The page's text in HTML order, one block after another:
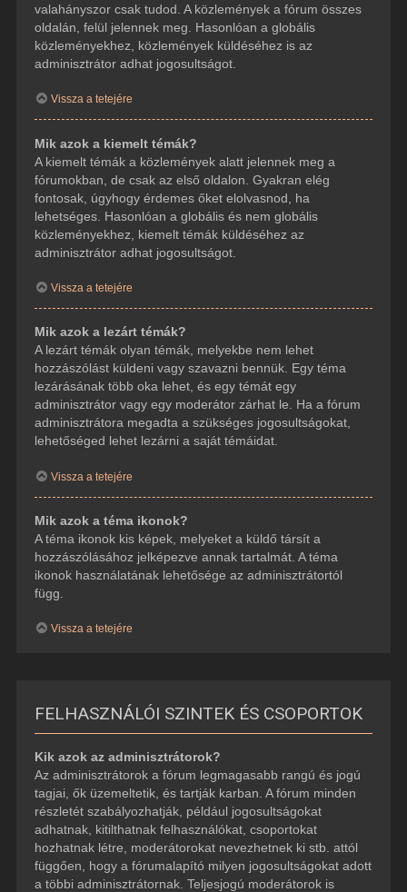
valahányszor csak tudod. A közlemények a fórum összes
oldalán, felül jelennek meg. Hasonlóan a globális
közleményekhez, közlemények küldéséhez is az
adminisztrátor adhat jogosultságot.
Vissza a tetejére
Mik azok a kiemelt témák?
A kiemelt témák a közlemények alatt jelennek meg a
fórumokban, de csak az első oldalon. Gyakran elég
fontosak, úgyhogy érdemes őket elolvasnod, ha
lehetséges. Hasonlóan a globális és nem globális
közleményekhez, kiemelt témák küldéséhez az
adminisztrátor adhat jogosultságot.
Vissza a tetejére
Mik azok a lezárt témák?
A lezárt témák olyan témák, melyekbe nem lehet
hozzászólást küldeni vagy szavazni bennük. Egy téma
lezárásának több oka lehet, és egy témát egy
adminisztrátor vagy egy moderátor zárhat le. Ha a fórum
adminisztrátora megadta a szükséges jogosultságokat,
lehetőséged lehet lezárni a saját témáidat.
Vissza a tetejére
Mik azok a téma ikonok?
A téma ikonok kis képek, melyeket a küldő társít a
hozzászólásához jelképezve annak tartalmát. A téma
ikonok használatának lehetősége az adminisztrátortól
függ.
Vissza a tetejére
FELHASZNÁLÓI SZINTEK ÉS CSOPORTOK
Kik azok az adminisztrátorok?
Az adminisztrátorok a fórum legmagasabb rangú és jogú
tagjai, ők üzemeltetik, és tartják karban. A fórum minden
részletét szabályozhatják, például jogosultságokat
adhatnak, kitilthatnak felhasználókat, csoportokat
hozhatnak létre, moderátorokat nevezhetnek ki stb. attól
függően, hogy a fórumalapító milyen jogosultságokat adott
a többi adminisztrátornak. Teljesjogú moderátorok is